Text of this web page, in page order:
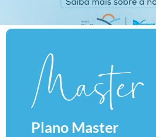
Plano Master